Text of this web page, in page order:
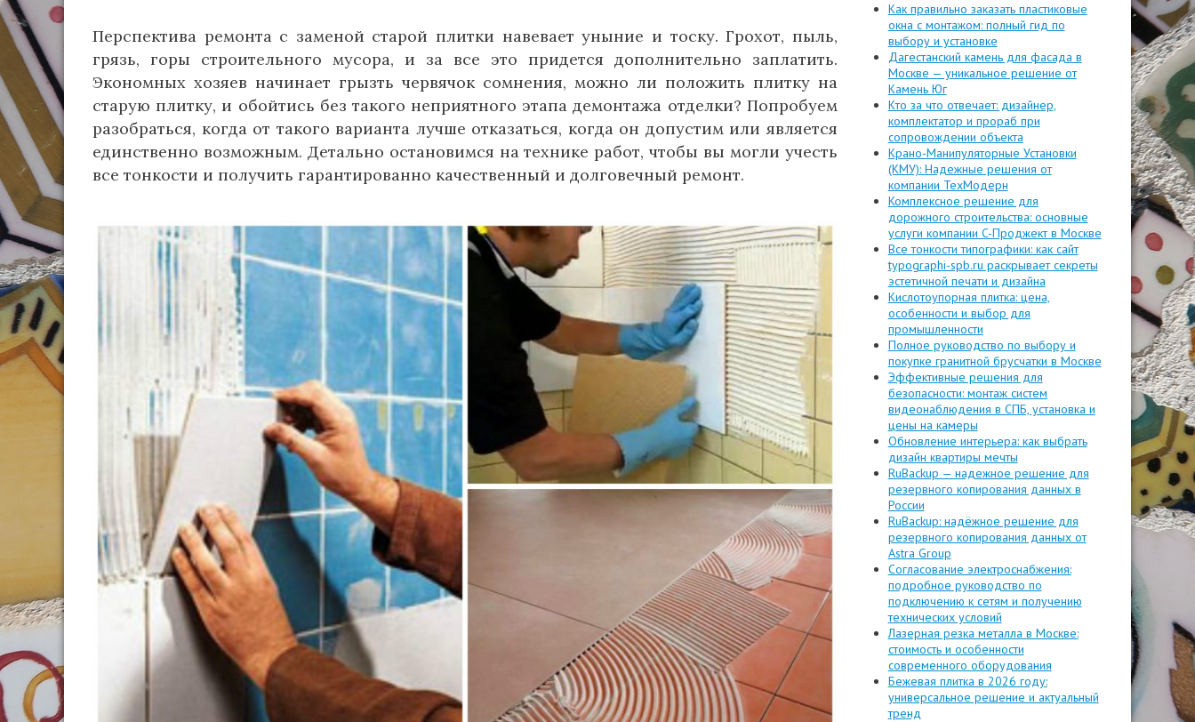
Перспектива ремонта с заменой старой плитки навевает уныние и тоску. Грохот, пыль,
грязь, горы строительного мусора, и за все это придется дополнительно заплатить.
Экономных хозяев начинает грызть червячок сомнения, можно ли положить плитку на
старую плитку, и обойтись без такого неприятного этапа демонтажа отделки? Попробуем
разобраться, когда от такого варианта лучше отказаться, когда он допустим или является
единственно возможным. Детально остановимся на технике работ, чтобы вы могли учесть
все тонкости и получить гарантированно качественный и долговечный ремонт.
Как правильно заказать пластиковые
окна с монтажом: полный гид по
выбору и установке
Дагестанский камень для фасада в
Москве — уникальное решение от
Камень Юг
Кто за что отвечает: дизайнер,
комплектатор и прораб при
сопровождении объекта
Крано-Манипуляторные Установки
(КМУ): Надежные решения от
компании ТехМодерн
Комплексное решение для
дорожного строительства: основные
услуги компании C-Проджект в Москве
Все тонкости типографики: как сайт
typographi-spb.ru раскрывает секреты
эстетичной печати и дизайна
Кислотоупорная плитка: цена,
особенности и выбор для
промышленности
Полное руководство по выбору и
покупке гранитной брусчатки в Москве
Эффективные решения для
безопасности: монтаж систем
видеонаблюдения в СПБ, установка и
цены на камеры
Обновление интерьера: как выбрать
дизайн квартиры мечты
RuBackup — надежное решение для
резервного копирования данных в
России
RuBackup: надёжное решение для
резервного копирования данных от
Astra Group
Согласование электроснабжения:
подробное руководство по
подключению к сетям и получению
технических условий
Лазерная резка металла в Москве:
стоимость и особенности
современного оборудования
Бежевая плитка в 2026 году:
универсальное решение и актуальный
тренд